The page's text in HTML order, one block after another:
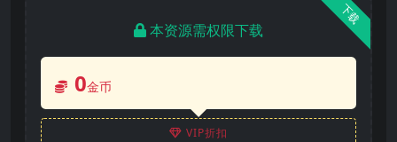
下载
本资源需权限下载
0金币
VIP折扣